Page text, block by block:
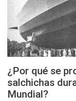
¿Por qué se
salchichas
Mundial?